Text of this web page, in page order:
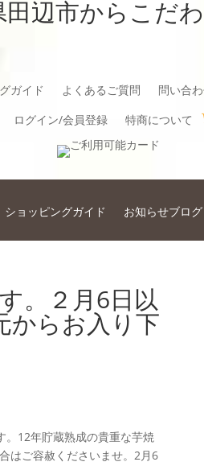
田辺市からこだ
ガイド よくあるご質問
問い合
ログイン/会員登録 特商について
ショッピングガイド お知らせブログ
。２月6日以
からお入り下
。12年貯蔵熟成の貴重な芋焼
はご容赦くださいませ。2月6